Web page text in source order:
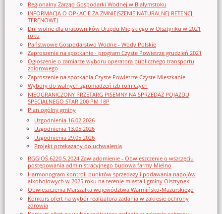
Regionalny Zarząd Gospodarki Wodnej w Białymstoku
INFORMACJA O OPŁACIE ZA ZMNIEJSZENIE NATURALNEJ RETENCJI
TERENOWEJ
Dni wolne dla pracowników Urzędu Miejskiego w Olsztynku w 2021
roku
Państwowe Gospodarstwo Wodne - Wody Polskie
Zaproszenie na spotkanie - program Czyste Powietrze grudzień 2021
Ogłoszenie o zamiarze wyboru operatora publicznego transportu
zbiorowego
Zaproszenie na spotkania Czyste Powietrze Czyste Mieszkanie
Wybory do walnych zgromadzeń izb rolniczych
NIEOGRANICZONY PRZETARG PISEMNY NA SPRZEDAŻ POJAZDU
SPECJALNEGO STAR 200 PM 18P
Plan ogólny gminy
Uzgodnienia 16.02.2026
Uzgodnienia 13.05.2026
Uzgodnienia 29.05.2026
Projekt przekazany do uchwalenia
RGGIOŚ.6220.5.2024 Zawiadomienie - Obwieszczenie o wszczęciu
postępowania administracyjnego budowa farmy Mielno
Harmonogram kontroli punktów sprzedaży i podawania napojów
alkoholowych w 2025 roku na terenie miasta i gminy Olsztynek
Obwieszczenia Marszałka województwa Warmińsko-Mazurskiego
Konkurs ofert na wybór realizatora zadania w zakresie ochrony
zdrowia